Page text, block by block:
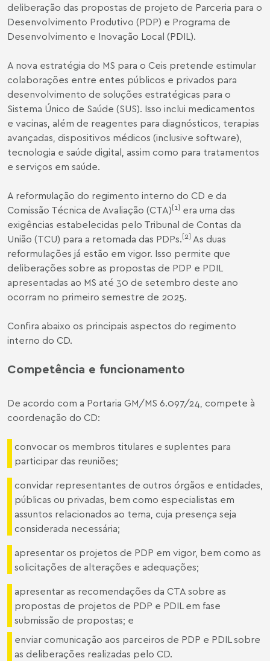
deliberação das propostas de projeto de Parceria para o
Desenvolvimento Produtivo (PDP) e Programa de
Desenvolvimento e Inovação Local (PDIL).
A nova estratégia do MS para o Ceis pretende estimular
colaborações entre entes públicos e privados para
desenvolvimento de soluções estratégicas para o
Sistema Único de Saúde (SUS). Isso inclui medicamentos
e vacinas, além de reagentes para diagnósticos, terapias
avançadas, dispositivos médicos (inclusive software),
tecnologia e saúde digital, assim como para tratamentos
e serviços em saúde.
A reformulação do regimento interno do CD e da
Comissão Técnica de Avaliação (CTA)[1] era uma das
exigências estabelecidas pelo Tribunal de Contas da
União (TCU) para a retomada das PDPs.[2] As duas
reformulações já estão em vigor. Isso permite que
deliberações sobre as propostas de PDP e PDIL
apresentadas ao MS até 30 de setembro deste ano
ocorram no primeiro semestre de 2025.
Confira abaixo os principais aspectos do regimento
interno do CD.
Competência e funcionamento
De acordo com a Portaria GM/MS 6.097/24, compete à
coordenação do CD:
convocar os membros titulares e suplentes para
participar das reuniões;
convidar representantes de outros órgãos e entidades,
públicas ou privadas, bem como especialistas em
assuntos relacionados ao tema, cuja presença seja
considerada necessária;
apresentar os projetos de PDP em vigor, bem como as
solicitações de alterações e adequações;
apresentar as recomendações da CTA sobre as
propostas de projetos de PDP e PDIL em fase
submissão de propostas; e
enviar comunicação aos parceiros de PDP e PDIL sobre
as deliberações realizadas pelo CD.